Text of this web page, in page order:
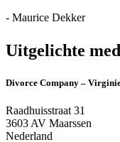
- Maurice Dekker
Uitgelichte
Divorce Company –
Raadhuisstraat 31
3603 AV Maarssen
Nederland